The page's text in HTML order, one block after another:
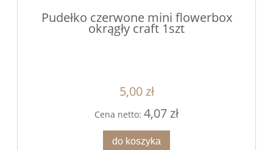
Pudełko czerwone mini flowerbox
okrągły craft 1szt
5,00 zł
Cena netto: 4,07 zł
do koszyka